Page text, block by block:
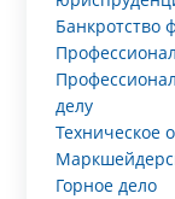
Банкротство
делу
Техническое
Горное дело